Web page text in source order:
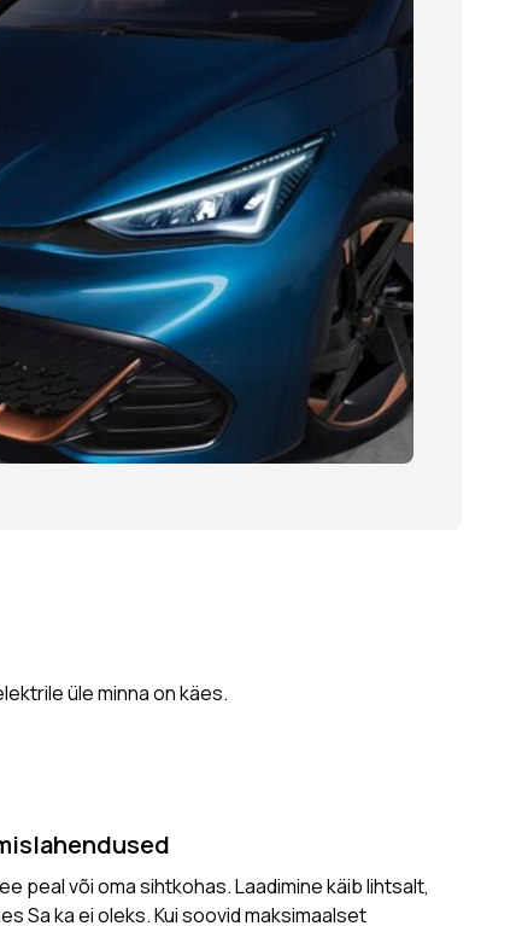
üle minna on käes.
peal või oma sihtkohas. Laadimine käib lihtsalt,
Sa ka ei oleks. Kui soovid maksimaalset